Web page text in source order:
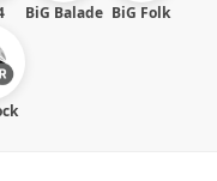
BiG Balade BiG Folk